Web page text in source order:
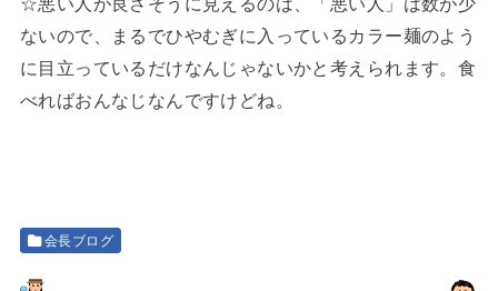
ないので、まるでひやむぎに入っているカラー麺のよう
に目立っているだけなんじゃないかと考えられます。食
べればおんなじなんですけどね。
会長ブログ